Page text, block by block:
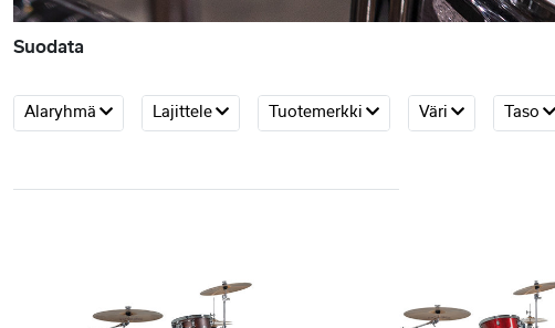
Suodata
Alaryhmä Lajittele Tuotemerkki Väri Taso